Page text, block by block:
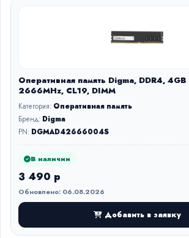
Оперативная память Digma, DDR4,
2666MHz, CL19, DIMM
Категория: Оперативная память
Бренд: Digma
PN: DGMAD42666004S
В наличии
3 490 р
Обновлено: 06.08.2026
Добавить в заявку